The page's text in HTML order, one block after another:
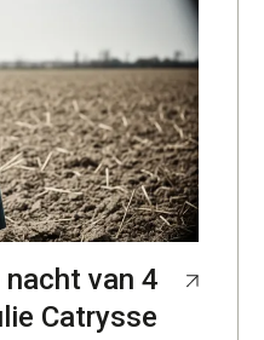
nacht van 4
Catrysse